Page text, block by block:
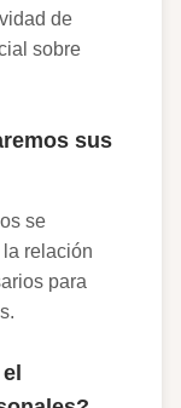
de
sobre
sus
se
relación
para